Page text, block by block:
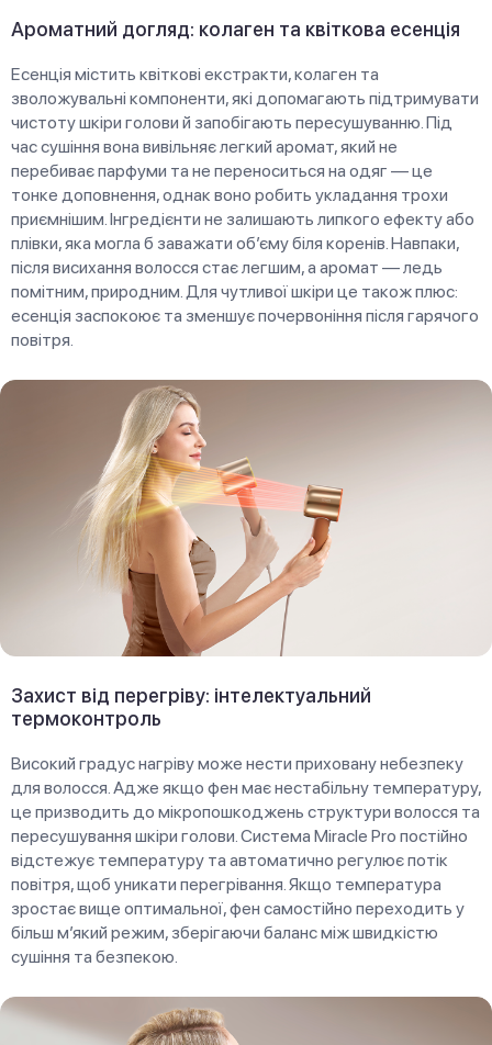
Ароматний догляд: колаген та квіткова есенція
Есенція містить квіткові екстракти, колаген та
зволожувальні компоненти, які допомагають підтримувати
чистоту шкіри голови й запобігають пересушуванню. Під
час сушіння вона вивільняє легкий аромат, який не
перебиває парфуми та не переноситься на одяг — це
тонке доповнення, однак воно робить укладання трохи
приємнішим. Інгредієнти не залишають липкого ефекту або
плівки, яка могла б заважати об’єму біля коренів. Навпаки,
після висихання волосся стає легшим, а аромат — ледь
помітним, природним. Для чутливої шкіри це також плюс:
есенція заспокоює та зменшує почервоніння після гарячого
повітря.
Захист від перегріву: інтелектуальний
термоконтроль
Високий градус нагріву може нести приховану небезпеку
для волосся. Адже якщо фен має нестабільну температуру,
це призводить до мікропошкоджень структури волосся та
пересушування шкіри голови. Система Miracle Pro постійно
відстежує температуру та автоматично регулює потік
повітря, щоб уникати перегрівання. Якщо температура
зростає вище оптимальної, фен самостійно переходить у
більш м’який режим, зберігаючи баланс між швидкістю
сушіння та безпекою.